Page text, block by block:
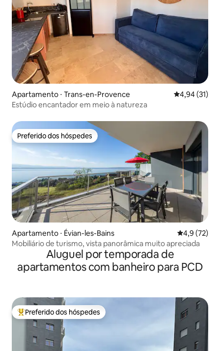
Apartamento ⋅ Trans-en-Provence 4,94 de uma
4,94 (31)
Estúdio encantador em meio à natureza
Preferido dos hóspedes
Preferido dos hóspedes
Apartamento ⋅ Évian-les-Bains 4,9 de uma
4,9 (72)
Mobiliário de turismo, vista panorâmica muito apreciada
Aluguel por temporada de
apartamentos com banheiro para PCD
Entre os melhores preferidos dos hóspedes
Preferido dos hóspedes